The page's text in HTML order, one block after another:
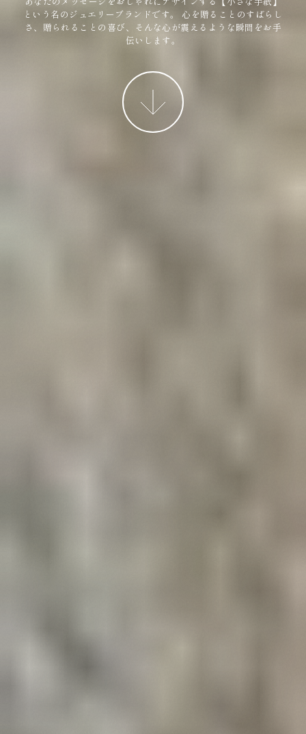
という名のジュエリーブランドです。
心を贈ることのすばらし
さ、贈られることの喜び、そんな心が震えるような瞬間をお手
伝いします。